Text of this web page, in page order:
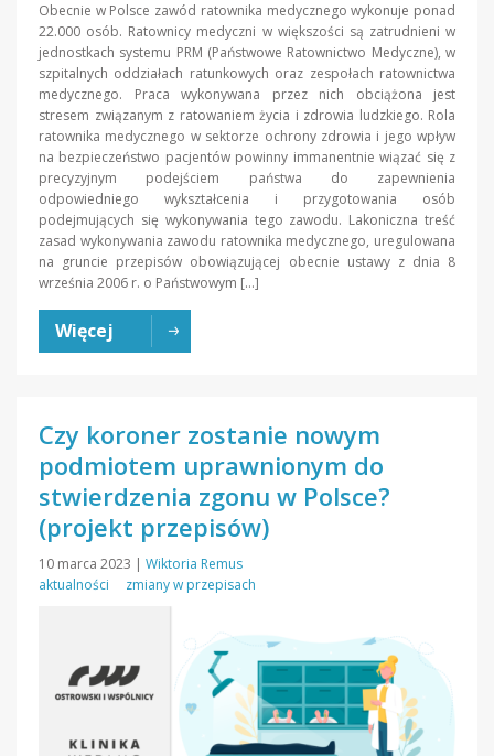
Obecnie w Polsce zawód ratownika medycznego wykonuje ponad
22.000 osób. Ratownicy medyczni w większości są zatrudnieni w
jednostkach systemu PRM (Państwowe Ratownictwo Medyczne), w
szpitalnych oddziałach ratunkowych oraz zespołach ratownictwa
medycznego. Praca wykonywana przez nich obciążona jest
stresem związanym z ratowaniem życia i zdrowia ludzkiego. Rola
ratownika medycznego w sektorze ochrony zdrowia i jego wpływ
na bezpieczeństwo pacjentów powinny immanentnie wiązać się z
precyzyjnym podejściem państwa do zapewnienia
odpowiedniego wykształcenia i przygotowania osób
podejmujących się wykonywania tego zawodu. Lakoniczna treść
zasad wykonywania zawodu ratownika medycznego, uregulowana
na gruncie przepisów obowiązującej obecnie ustawy z dnia 8
września 2006 r. o Państwowym […]
Więcej
Czy koroner zostanie nowym
podmiotem uprawnionym do
stwierdzenia zgonu w Polsce?
(projekt przepisów)
10 marca 2023
Wiktoria Remus
aktualności
zmiany w przepisach